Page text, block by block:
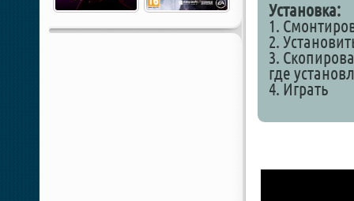
Установка:
1.
2.
3.
где
4. Играть